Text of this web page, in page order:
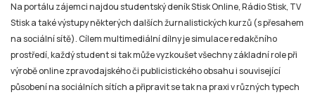
Na portálu zájemci najdou studentský deník Stisk Online, Rádio Stisk, TV
Stisk a také výstupy některých dalších žurnalistických kurzů (s přesahem
na sociální sítě). Cílem multimediální dílny je simulace redakčního
prostředí, každý student si tak může vyzkoušet všechny základní role při
výrobě online zpravodajského či publicistického obsahu i související
působení na sociálních sítích a připravit se tak na praxi v různých typech